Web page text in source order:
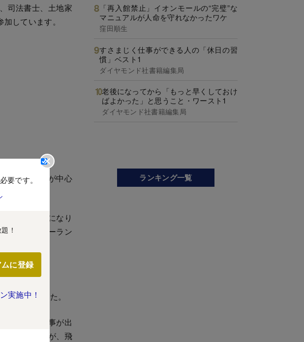
司法書士、土地家
しています。
管理、賃貸が中心
占めるようになり
起業やフリーラン
で増えました。
三田会の記事が出
した。それが、飛
要です。
！
に登録
実施中！
「再入館禁止」イオンモールの“完璧”な
マニュアルが人命を守れなかったワケ
窪田順生
すさまじく仕事ができる人の「休日の習
慣」ベスト1
ダイヤモンド社書籍編集局
老後になってから「もっと早くしておけ
ばよかった」と思うこと・ワースト1
ダイヤモンド社書籍編集局
ランキング一覧